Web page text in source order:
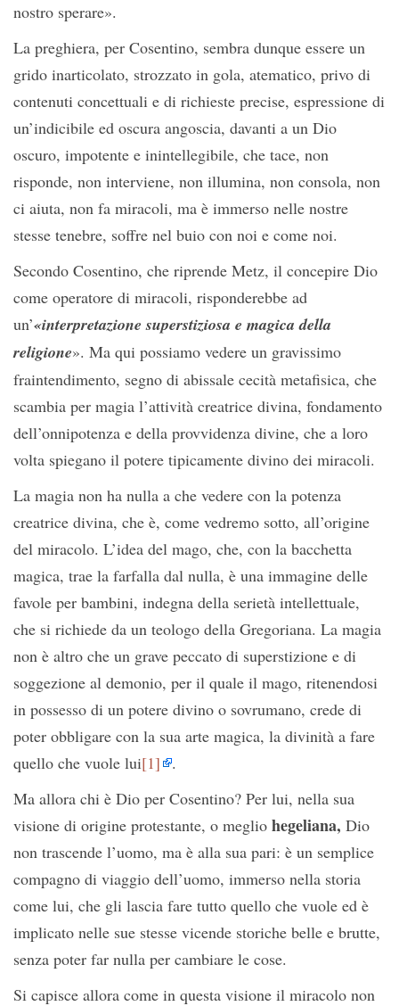
nostro sperare».
La preghiera, per Cosentino, sembra dunque essere un
grido inarticolato, strozzato in gola, atematico, privo di
contenuti concettuali e di richieste precise, espressione di
un’indicibile ed oscura angoscia, davanti a un Dio
oscuro, impotente e inintellegibile, che tace, non
risponde, non interviene, non illumina, non consola, non
ci aiuta, non fa miracoli, ma è immerso nelle nostre
stesse tenebre, soffre nel buio con noi e come noi.
Secondo Cosentino, che riprende Metz, il concepire Dio
come operatore di miracoli, risponderebbe ad
un’«interpretazione superstiziosa e magica della
religione». Ma qui possiamo vedere un gravissimo
fraintendimento, segno di abissale cecità metafisica, che
scambia per magia l’attività creatrice divina, fondamento
dell’onnipotenza e della provvidenza divine, che a loro
volta spiegano il potere tipicamente divino dei miracoli.
La magia non ha nulla a che vedere con la potenza
creatrice divina, che è, come vedremo sotto, all’origine
del miracolo. L’idea del mago, che, con la bacchetta
magica, trae la farfalla dal nulla, è una immagine delle
favole per bambini, indegna della serietà intellettuale,
che si richiede da un teologo della Gregoriana. La magia
non è altro che un grave peccato di superstizione e di
soggezione al demonio, per il quale il mago, ritenendosi
in possesso di un potere divino o sovrumano, crede di
poter obbligare con la sua arte magica, la divinità a fare
quello che vuole lui[1]
.
Ma allora chi è Dio per Cosentino? Per lui, nella sua
visione di origine protestante, o meglio hegeliana, Dio
non trascende l’uomo, ma è alla sua pari: è un semplice
compagno di viaggio dell’uomo, immerso nella storia
come lui, che gli lascia fare tutto quello che vuole ed è
implicato nelle sue stesse vicende storiche belle e brutte,
senza poter far nulla per cambiare le cose.
Si capisce allora come in questa visione il miracolo non